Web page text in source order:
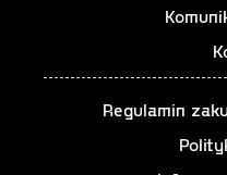
Łukasz Gosławski
Regulamin